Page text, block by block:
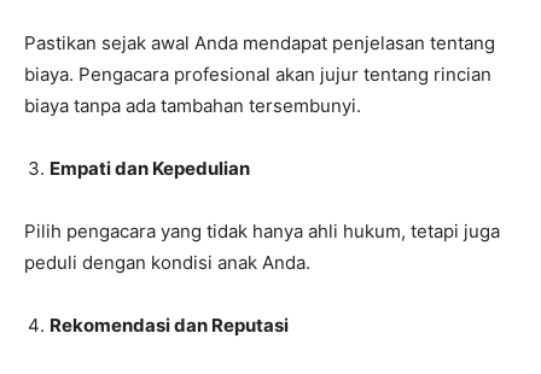
Pastikan sejak awal Anda mendapat penjelasan tentang
biaya. Pengacara profesional akan jujur tentang rincian
biaya tanpa ada tambahan tersembunyi.
Empati dan Kepedulian
Pilih pengacara yang tidak hanya ahli hukum, tetapi juga
peduli dengan kondisi anak Anda.
Rekomendasi dan Reputasi